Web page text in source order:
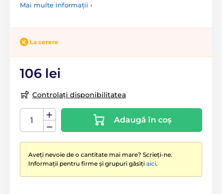
Mai multe informații ›
La cerere
106 lei
Controlați disponibilitatea
Adaugă în coș
Aveți nevoie de o cantitate mai mare? Scrieți-ne.
Informații pentru firme și grupuri găsiți aici.